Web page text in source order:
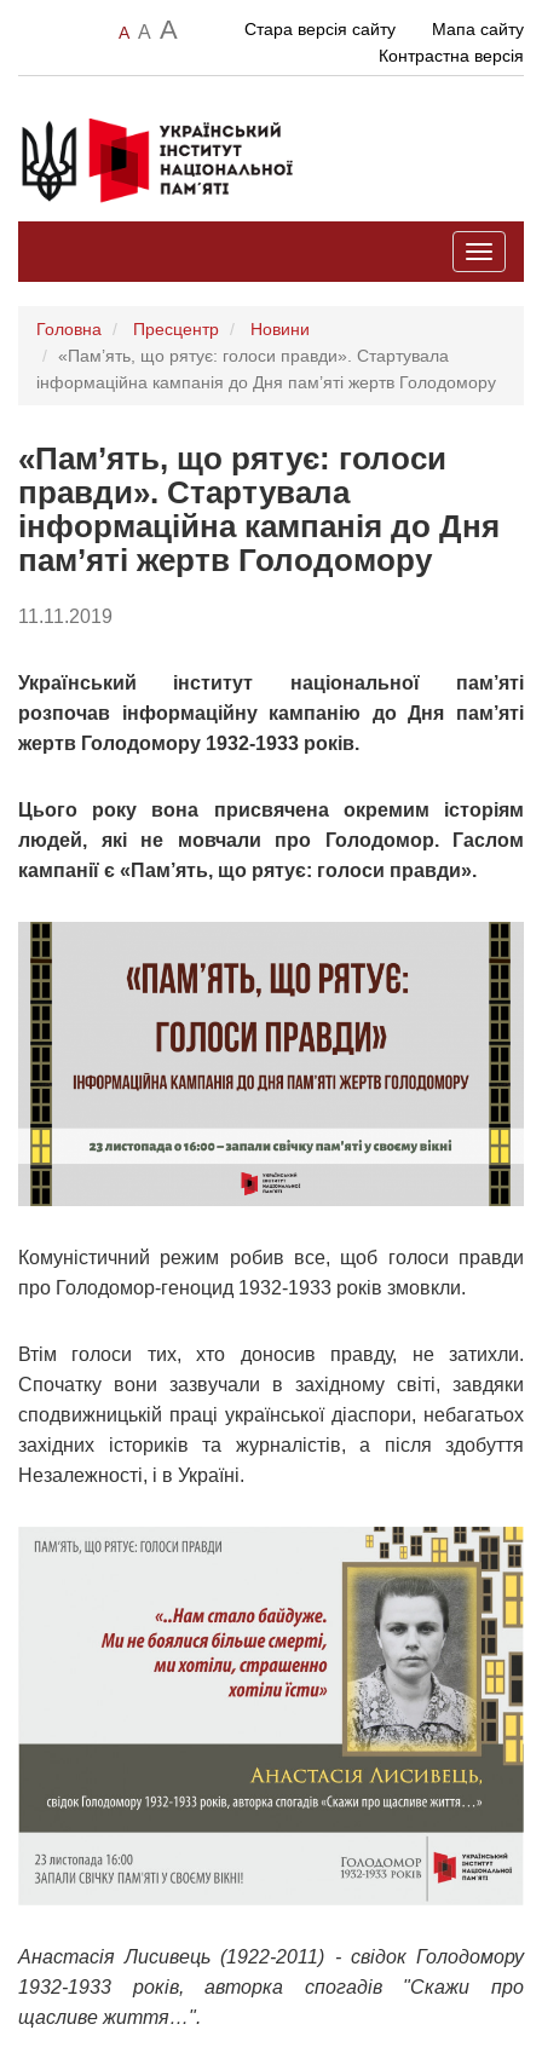
A A A Стара версія сайту
Мапа сайту
Контрастна версія
Toggle
Головна Пресцентр
Новини
«Пам’ять, що рятує: голоси правди». Стартувала
інформаційна кампанія до Дня пам’яті жертв Голодомору
«Пам’ять, що рятує: голоси
правди». Стартувала
інформаційна кампанія до Дня
пам’яті жертв Голодомору
11.11.2019
Український інститут національної пам’яті
розпочав інформаційну кампанію до Дня пам’яті
жертв Голодомору 1932-1933 років.
Цього року вона присвячена окремим історіям
людей, які не мовчали про Голодомор. Гаслом
кампанії є «Пам’ять, що рятує: голоси правди».
Комуністичний режим робив все, щоб голоси правди
про Голодомор-геноцид 1932-1933 років змовкли.
Втім голоси тих, хто доносив правду, не затихли.
Спочатку вони зазвучали в західному світі, завдяки
сподвижницькій праці української діаспори, небагатьох
західних істориків та журналістів, а після здобуття
Незалежності, і в Україні.
Анастасія Лисивець (1922-2011) - свідок Голодомору
1932-1933 років, авторка спогадів "Скажи про
щасливе життя…".